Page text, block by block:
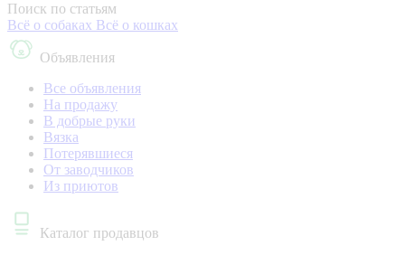
Поиск по статьям
Всё о собаках Всё о кошках
Объявления
Все объявления
На продажу
В добрые руки
Вязка
Потерявшиеся
От заводчиков
Из приютов
Каталог продавцов